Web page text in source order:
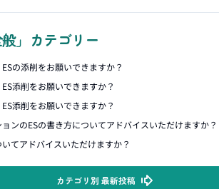
」カテゴリー
の添削をお願いできますか？
添削をお願いできますか？
添削をお願いできますか？
ンのESの書き方についてアドバイスいただけますか？
てアドバイスいただけますか？
カテゴリ別 最新投稿